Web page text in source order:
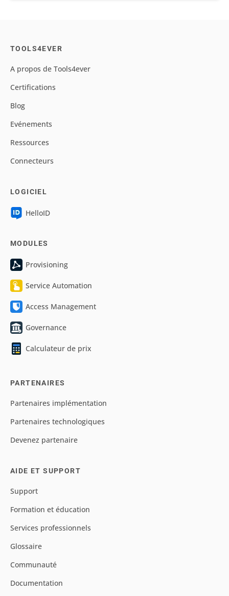
TOOLS4EVER
A propos de Tools4ever
Certifications
Blog
Evénements
Ressources
Connecteurs
LOGICIEL
HelloID
MODULES
Provisioning
Service Automation
Access Management
Governance
Calculateur de prix
PARTENAIRES
Partenaires implémentation
Partenaires technologiques
Devenez partenaire
AIDE ET SUPPORT
Support
Formation et éducation
Services professionnels
Glossaire
Communauté
Documentation